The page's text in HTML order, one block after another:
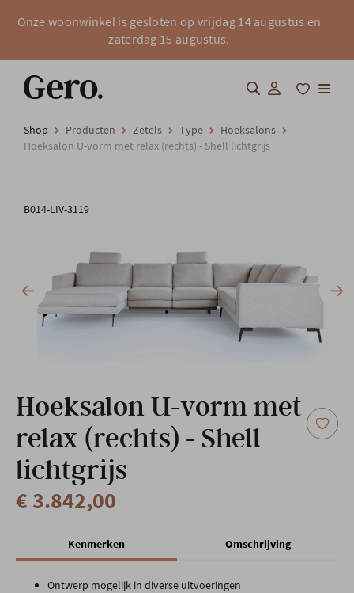
Onze woonwinkel is gesloten op vrijdag 14 augustus en
zaterdag 15 augustus.
Shop
Totaalinrichting
Professionals
Shop Producten Zetels Type
Hoeksalons
Hoeksalon U-vorm met relax (rechts) - Shell lichtgrijs
B014-LIV-3119
Hoeksalon U-vorm met
relax (rechts) - Shell
lichtgrijs
€ 3.842,00
Kenmerken Omschrijving
Ontwerp mogelijk in diverse uitvoeringen